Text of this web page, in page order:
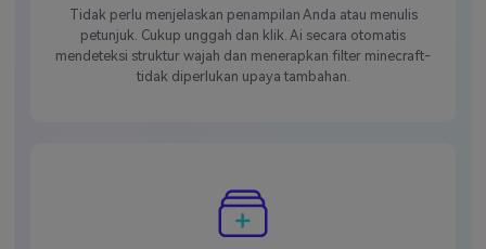
Tidak perlu menjelaskan penampilan Anda atau menulis
petunjuk. Cukup unggah dan klik. Ai secara otomatis
mendeteksi struktur wajah dan menerapkan filter minecraft-
tidak diperlukan upaya tambahan.